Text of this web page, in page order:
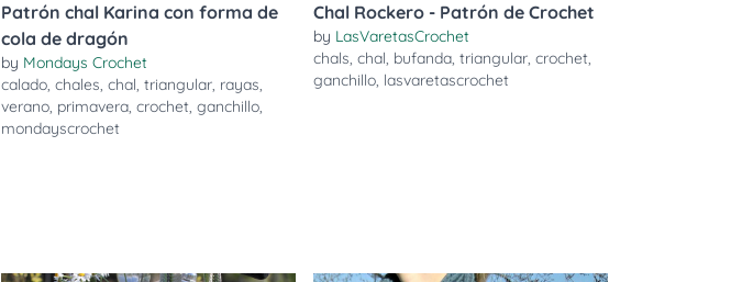
Patrón chal Karina con forma de
cola de dragón
by Mondays Crochet
calado, chales, chal, triangular, rayas,
verano, primavera, crochet, ganchillo,
mondayscrochet
Chal Rockero - Patrón de Crochet
by LasVaretasCrochet
chals, chal, bufanda, triangular, crochet,
ganchillo, lasvaretascrochet